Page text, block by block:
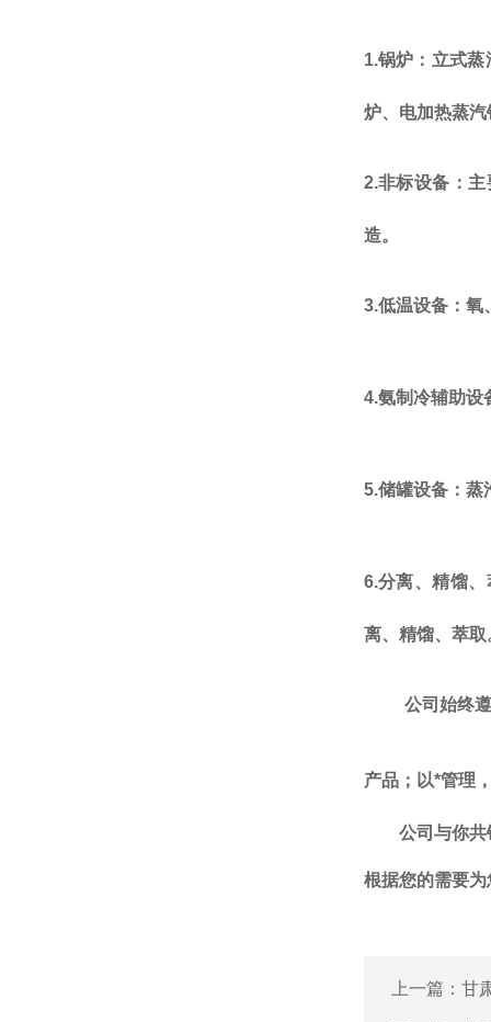
1.锅炉：立式蒸
炉、电加热蒸汽
2.非标设备：
造。
3.低温设备：氧
4.氨制冷辅助设
5.储罐设备：蒸
6.分离、精馏
离、精馏、萃取
公司始终
产品；以*管理
公司 与你共
根据您的需要
上一篇： 甘